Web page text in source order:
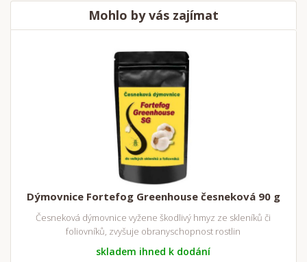
Mohlo by vás zajímat
Dýmovnice Fortefog Greenhouse česneková 90 g
Česneková dýmovnice vyžene škodlivý hmyz ze skleníků či
foliovníků, zvyšuje obranyschopnost rostlin
skladem ihned k dodání